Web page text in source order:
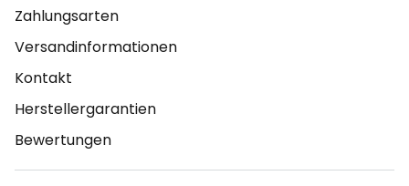
Zahlungsarten
Versandinformationen
Kontakt
Herstellergarantien
Bewertungen